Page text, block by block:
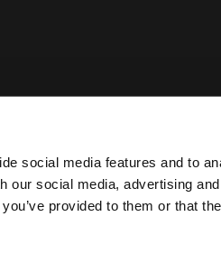
social media features and to
our social media, advertising
provided to them or that
y aviso legal de Case Logic